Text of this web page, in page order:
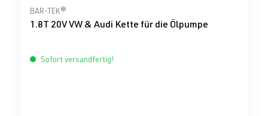
Durchschnittliche Bewertung von 5 von 5 Sternen
BAR-TEK®
1.8T 20V VW & Audi Kette für die Ölpumpe
Sofort versandfertig!